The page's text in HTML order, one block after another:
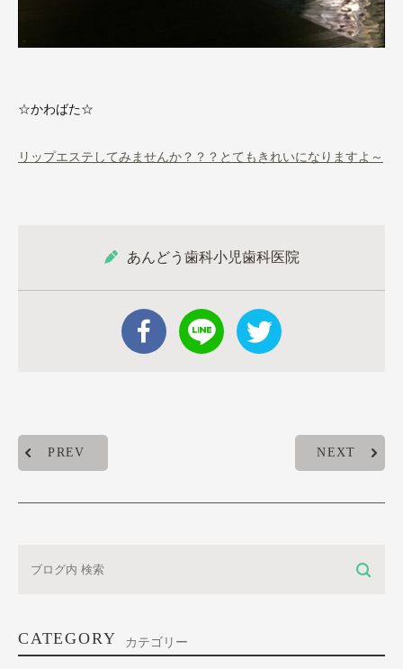
☆かわばた☆
リップエステしてみませんか？？？とてもきれいになりますよ～
あんどう歯科小児歯科医院
PREV NEXT
CATEGORY カテゴリー